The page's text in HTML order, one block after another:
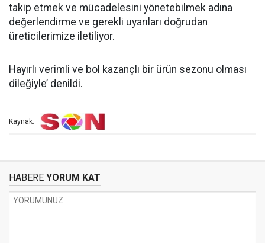
takip etmek ve mücadelesini yönetebilmek adına
değerlendirme ve gerekli uyarıları doğrudan
üreticilerimize iletiliyor.
Hayırlı verimli ve bol kazançlı bir ürün sezonu olması
dileğiyle’ denildi.
Kaynak:
HABERE YORUM KAT